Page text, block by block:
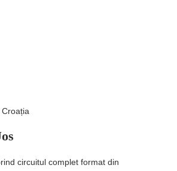
circuitul complet format din